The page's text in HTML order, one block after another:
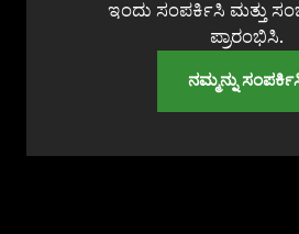
ಇಂದು ಸಂಪರ್ಕಿಸಿ ಮತ್ತು
ಪ್ರಾರಂಭಿಸಿ.
ನಮ್ಮನ್ನು